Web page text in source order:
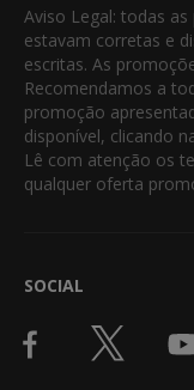
Aviso Legal: todas
estavam corretas e
escritas. As
Recomendamos a
promoção
disponível, clicando
Lê com atenção os
qualquer oferta
SOCIAL